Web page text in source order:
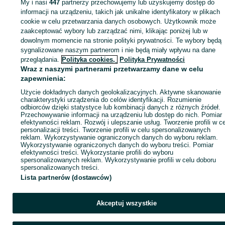
Zaloguj się lub załóż konto na OLX, aby skontaktować się z
sprzedającym
Zaloguj się / Załóż konto
Wyślij wiadomość
My i nasi447 partnerzy przechowujemy lub uzyskujemy dostęp do
informacji na urządzeniu, takich jak unikalne identyfikatory w plikach
cookie w celu przetwarzania danych osobowych. Użytkownik może
zaakceptować wybory lub zarządzać nimi, klikając poniżej lub w
dowolnym momencie na stronie polityki prywatności. Te wybory będą
sygnalizowane naszym partnerom i nie będą miały wpływu na dane
przeglądania. Polityka cookies, Polityka Prywatności
Wraz z naszymi partnerami przetwarzamy dane w celu
zapewnienia:
Użycie dokładnych danych geolokalizacyjnych. Aktywne skanowanie
charakterystyki urządzenia do celów identyfikacji. Rozumienie
odbiorców dzięki statystyce lub kombinacji danych z różnych źródeł.
Przechowywanie informacji na urządzeniu lub dostęp do nich. Pomiar
efektywności reklam. Rozwój i ulepszanie usług. Tworzenie profili w
personalizacji treści. Tworzenie profili w celu spersonalizowanych
reklam. Wykorzystywanie ograniczonych danych do wyboru reklam.
Wykorzystywanie ograniczonych danych do wyboru treści. Pomiar
efektywności treści. Wykorzystanie profili do wyboru
spersonalizowanych reklam. Wykorzystywanie profili w celu doboru
spersonalizowanych treści.
Lista partnerów (dostawców)
Akceptuj wszystkie